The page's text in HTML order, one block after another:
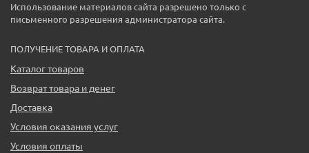
Использование материалов сайта разрешено только с
письменного разрешения администратора сайта.
ПОЛУЧЕНИЕ ТОВАРА И ОПЛАТА
Каталог товаров
Возврат товара и денег
Доставка
Условия оказания услуг
Условия оплаты